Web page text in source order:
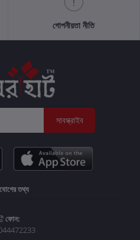
গোপনীয়তা নীতি
সাবস্ক্রাইব
তথ্য
ফোন: